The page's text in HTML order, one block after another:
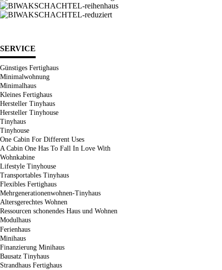
SERVICE
Günstiges Fertighaus
Minimalwohnung
Minimalhaus
Kleines Fertighaus
Hersteller Tinyhaus
Hersteller Tinyhouse
Tinyhaus
Tinyhouse
One Cabin For Different Uses
A Cabin One Has To Fall In Love With
Wohnkabine
Lifestyle Tinyhouse
Transportables Tinyhaus
Flexibles Fertighaus
Mehrgenerationenwohnen-Tinyhaus
Altersgerechtes Wohnen
Ressourcen schonendes Haus und Wohnen
Modulhaus
Ferienhaus
Minihaus
Finanzierung Minihaus
Bausatz Tinyhaus
Strandhaus Fertighaus